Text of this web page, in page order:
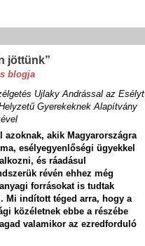
jöttünk”
blogja
Ujlaky Andrással az Esélyt
Gyerekeknek Alapítvány
azoknak, akik Magyarországra
esélyegyenlőségi ügyekkel
és ráadásul
révén ehhez még
forrásokat is tudtak
Mi indított téged arra, hogy a
közéletnek ebbe a részébe
valamikor az ezredforduló